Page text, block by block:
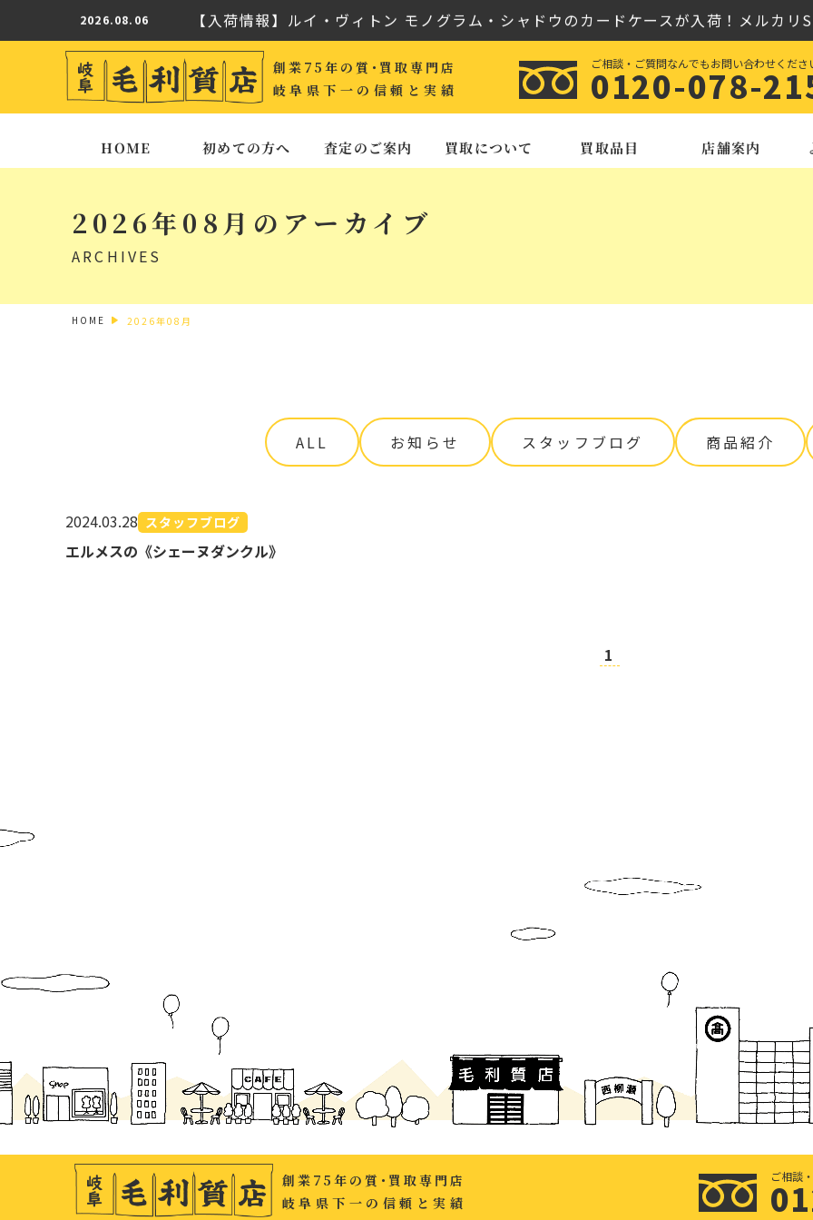
2026.08.03 家にある日本刀は売れる？岐阜の質屋が教える査定ポイントと価値の見分け方
2026.08.01 【買取実績】オメガ スピードマスター “シルバー スヌーピー アワード” を高価買取
2026.08.03 家にある日本刀は売れる？岐阜の質屋が教える査定ポイントと価値の見分け方
創業75年の質･買取専門店
岐阜県下一の信頼と実績
ご相談・ご質問なんでもお問い合わせくださ
0120-078-
HOME 初めての方へ 査定のご案内 買取について 買取品目 店舗案内
2026年08月のアーカイブ
ARCHIVES
HOME 2026年08月
ALL お知らせ スタッフブログ 商品紹介
2024.03.28 スタッフブログ
エルメスの《シェーヌダンクル》
1
創業75年の質･買取専門店
岐阜県下一の信頼と実績
ご相談